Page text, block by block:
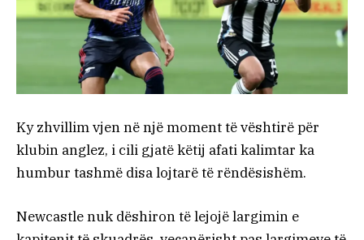
Ky zhvillim vjen në një moment të vështirë për
klubin anglez, i cili gjatë këtij afati kalimtar ka
humbur tashmë disa lojtarë të rëndësishëm.
Newcastle nuk dëshiron të lejojë largimin e